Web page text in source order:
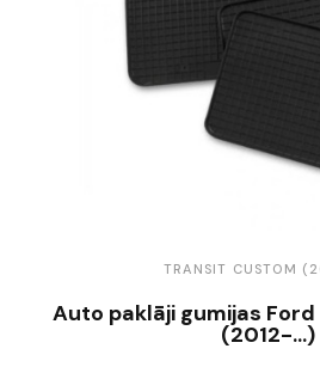
TRANSIT CUSTOM
Auto paklāji gumijas
(2012-...)